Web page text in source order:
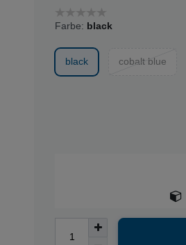
Farbe: black
black cobalt blue